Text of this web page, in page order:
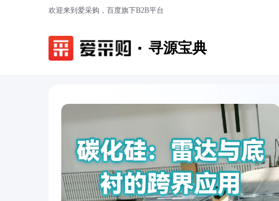
欢迎来到爱采购，百度旗下B2B平台
寻源宝典